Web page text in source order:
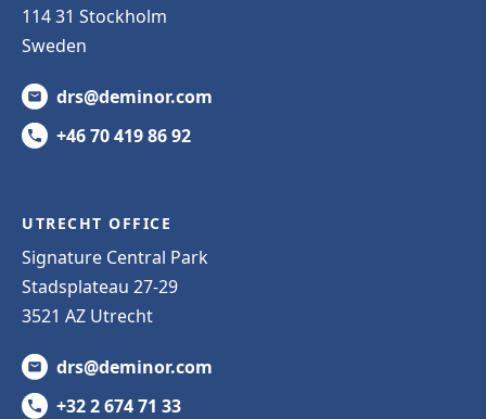
114 31 Stockholm
Sweden
drs@deminor.com
+46 70 419 86 92
UTRECHT OFFICE
Signature Central Park
Stadsplateau 27-29
3521 AZ Utrecht
drs@deminor.com
+32 2 674 71 33